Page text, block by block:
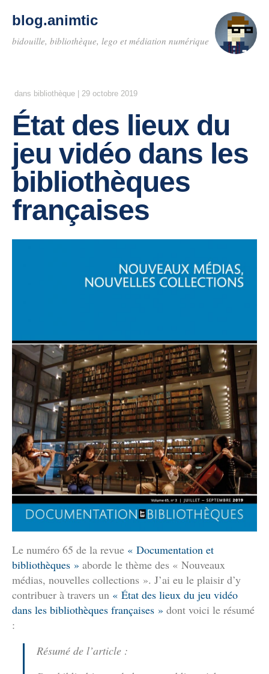
blog.animtic
bidouille, bibliothèque, lego et médiation numérique
dans bibliothèque 29 octobre 2019
État des lieux du
jeu vidéo dans les
bibliothèques
françaises
Le numéro 65 de la revue « Documentation et
bibliothèques » aborde le thème des « Nouveaux
médias, nouvelles collections ». J’ai eu le plaisir d’y
contribuer à travers un « État des lieux du jeu vidéo
dans les bibliothèques françaises » dont voici le résumé
:
Résumé de l’article :